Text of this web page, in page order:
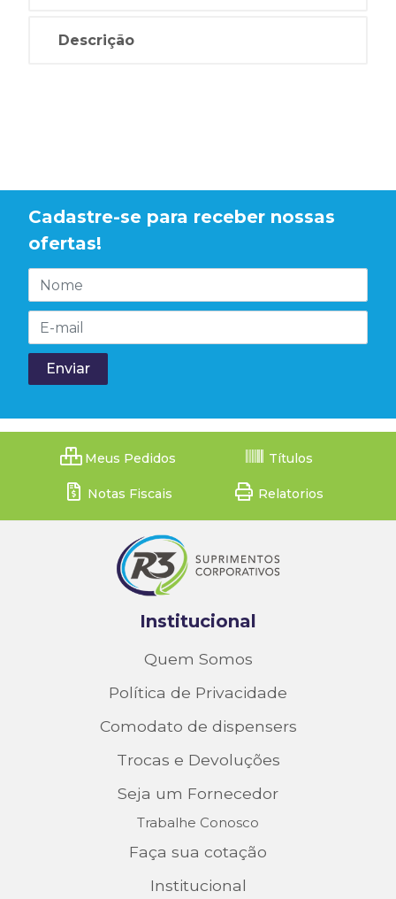
Descrição
Cadastre-se para receber nossas
ofertas!
Meus Pedidos Títulos
Notas Fiscais Relatorios
Institucional
Quem Somos
Política de Privacidade
Comodato de dispensers
Trocas e Devoluções
Seja um Fornecedor
Trabalhe Conosco
Faça sua cotação
Institucional